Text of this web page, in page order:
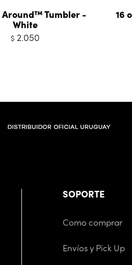
Around™ Tumbler -
White
$ 2.050
16
SOPORTE
Como comprar
Envíos y Pick Up